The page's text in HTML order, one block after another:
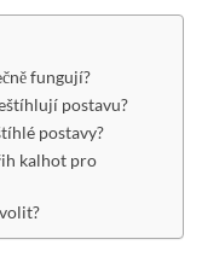
fungují?
postavu?
postavy?
kalhot pro